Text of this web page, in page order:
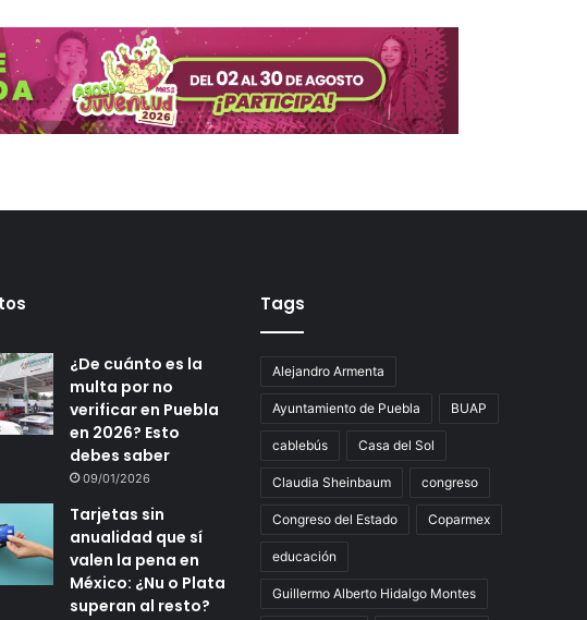
v
e
r
s
i
t
i
¿De cuánto es la
multa por no
verificar en Puebla
en 2026? Esto
debes saber
09/01/2026
Tarjetas sin
anualidad que sí
valen la pena en
México: ¿Nu o Plata
superan al resto?
Tags
Alejandro Armenta
Ayuntamiento de Puebla BUAP
cablebús Casa del Sol
Claudia Sheinbaum congreso
Congreso del Estado Coparmex
educación
Guillermo Alberto Hidalgo Montes